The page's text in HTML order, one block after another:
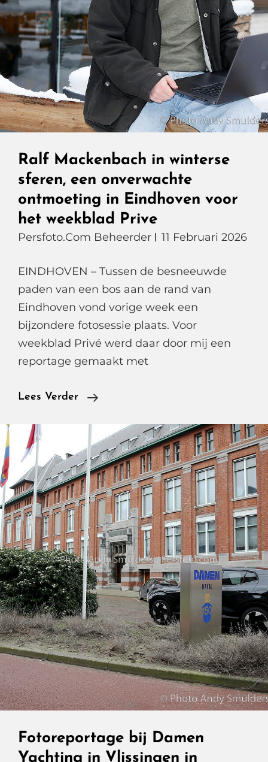
Motor
Ralf Mackenbach in winterse
sferen, een onverwachte
ontmoeting in Eindhoven voor
het weekblad Prive
Persfoto.com Beheerder 11 Februari 2026
EINDHOVEN – Tussen de besneeuwde
paden van een bos aan de rand van
Eindhoven vond vorige week een
bijzondere fotosessie plaats. Voor
weekblad Privé werd daar door mij een
reportage gemaakt met
Lees Verder
Ralf
Winterse
Sferen,
Een
Onverwachte
Ontmoeting
In
Eindhoven
Voor
Het
Weekblad
Prive
Fotoreportage bij Damen
Yachting in Vlissingen in